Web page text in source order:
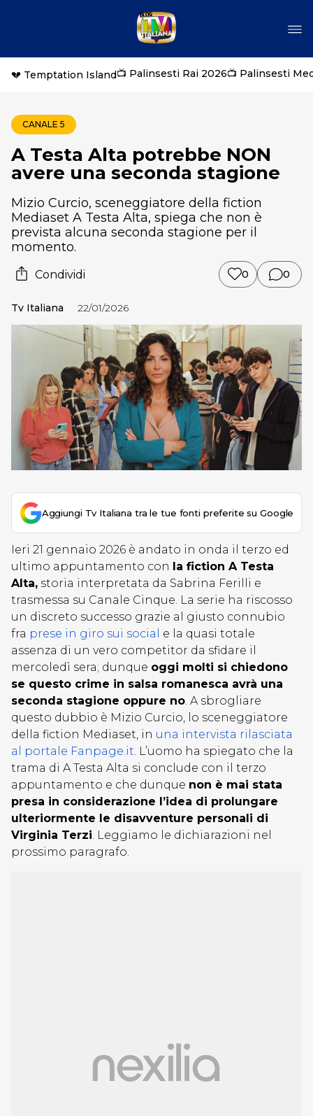
💔 Temptation Island📺 Palinsesti Rai 2026📺 Palinsesti
CANALE 5
A Testa Alta potrebbe NON
avere una seconda stagione
Mizio Curcio, sceneggiatore della fiction
Mediaset A Testa Alta, spiega che non è
prevista alcuna seconda stagione per il
momento.
Condividi 0 0
Tv Italiana 22/01/2026
Aggiungi Tv Italiana tra le tue fonti preferite su Google
Ieri 21 gennaio 2026 è andato in onda il terzo ed
ultimo appuntamento con la fiction A Testa
Alta, storia interpretata da Sabrina Ferilli e
trasmessa su Canale Cinque. La serie ha riscosso
un discreto successo grazie al giusto connubio
fra prese in giro sui social
e la quasi totale
assenza di un vero competitor da sfidare il
mercoledì sera; dunque oggi molti si chiedono
se questo crime in salsa romanesca avrà una
seconda stagione oppure no. A sbrogliare
questo dubbio è Mizio Curcio, lo sceneggiatore
della fiction Mediaset, in una intervista rilasciata
al portale Fanpage.it. L’uomo ha spiegato che la
trama di A Testa Alta si conclude con il terzo
appuntamento e che dunque non è mai stata
presa in considerazione l’idea di prolungare
ulteriormente le disavventure personali di
Virginia Terzi. Leggiamo le dichiarazioni nel
prossimo paragrafo.